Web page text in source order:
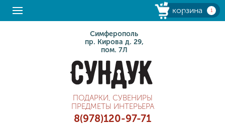
корзина 1
Симферополь
пр. Кирова д. 29,
пом. 7Л
ПОДАРКИ, СУВЕНИРЫ
ПРЕДМЕТЫ ИНТЕРЬЕРА
8(978)120-97-71